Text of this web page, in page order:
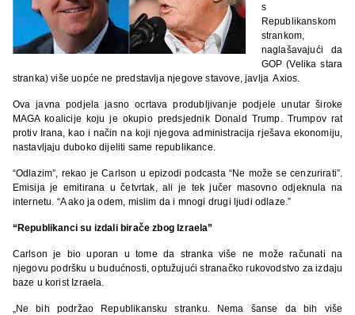
s
Republikanskom
strankom,
naglašavajući da
GOP (Velika stara
stranka) više uopće ne predstavlja njegove stavove, javlja Axios.
Ova javna podjela jasno ocrtava produbljivanje podjele unutar široke
MAGA koalicije koju je okupio predsjednik Donald Trump. Trumpov rat
protiv Irana, kao i način na koji njegova administracija rješava ekonomiju,
nastavljaju duboko dijeliti same republikance.
“Odlazim”, rekao je Carlson u epizodi podcasta “Ne može se cenzurirati”.
Emisija je emitirana u četvrtak, ali je tek jučer masovno odjeknula na
internetu. “A ako ja odem, mislim da i mnogi drugi ljudi odlaze.”
“Republikanci su izdali birače zbog Izraela”
Carlson je bio uporan u tome da stranka više ne može računati na
njegovu podršku u budućnosti, optužujući stranačko rukovodstvo za izdaju
baze u korist Izraela.
„Ne bih podržao Republikansku stranku. Nema šanse da bih više